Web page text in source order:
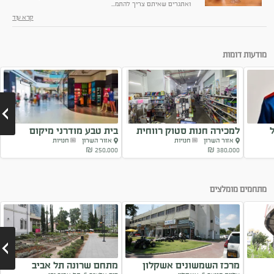
ואתגרים שאיתם צריך להתמ...
קרא עוד
מודעות דומות
למכירה חנות סטוק רווחית
אזור השרון
חנויות
380,000 ₪
בית טבע מודרני מיקום
מנצח...
אזור השרון
חנויות
250,000 ₪
מתחמים מומלצים
מרכז השמשונים אשקלון מתחם שרונה תל אביב